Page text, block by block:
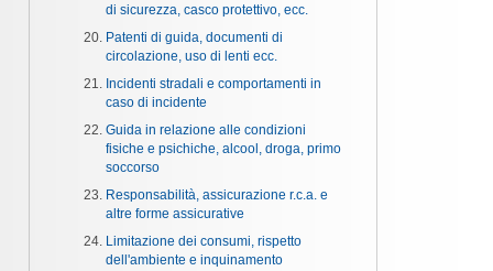
di sicurezza, casco protettivo, ecc.
Patenti di guida, documenti di
circolazione, uso di lenti ecc.
Incidenti stradali e comportamenti in
caso di incidente
Guida in relazione alle condizioni
fisiche e psichiche, alcool, droga, primo
soccorso
Responsabilità, assicurazione r.c.a. e
altre forme assicurative
Limitazione dei consumi, rispetto
dell'ambiente e inquinamento